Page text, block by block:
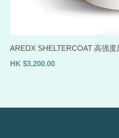
AREDX SHELTERCOAT 高强
HK $3,200.00